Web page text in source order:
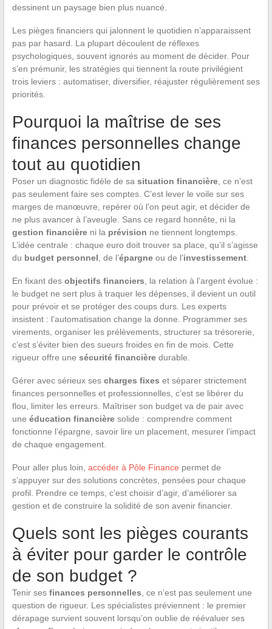
dessinent un paysage bien plus nuancé.
Les pièges financiers qui jalonnent le quotidien n’apparaissent
pas par hasard. La plupart découlent de réflexes
psychologiques, souvent ignorés au moment de décider. Pour
s’en prémunir, les stratégies qui tiennent la route privilégient
trois leviers : automatiser, diversifier, réajuster régulièrement ses
priorités.
Pourquoi la maîtrise de ses
finances personnelles change
tout au quotidien
Poser un diagnostic fidèle de sa situation financière, ce n’est
pas seulement faire ses comptes. C’est lever le voile sur ses
marges de manœuvre, repérer où l’on peut agir, et décider de
ne plus avancer à l’aveugle. Sans ce regard honnête, ni la
gestion financièreni la prévision ne tiennent longtemps.
L’idée centrale : chaque euro doit trouver sa place, qu’il s’agisse
du budget personnel , de l’épargneou de l’investissement.
En fixant des objectifs financiers , la relation à l’argent évolue :
le budget ne sert plus à traquer les dépenses, il devient un outil
pour prévoir et se protéger des coups durs. Les experts
insistent : l’automatisation change la donne. Programmer ses
virements, organiser les prélèvements, structurer sa trésorerie,
c’est s’éviter bien des sueurs froides en fin de mois. Cette
rigueur offre une sécurité financièredurable.
Gérer avec sérieux ses charges fixes et séparer strictement
finances personnelles et professionnelles, c’est se libérer du
flou, limiter les erreurs. Maîtriser son budget va de pair avec
une éducation financièresolide : comprendre comment
fonctionne l’épargne, savoir lire un placement, mesurer l’impact
de chaque engagement.
Pour aller plus loin, accéder à Pôle Finance permet de
s’appuyer sur des solutions concrètes, pensées pour chaque
profil. Prendre ce temps, c’est choisir d’agir, d’améliorer sa
gestion et de construire la solidité de son avenir financier.
Quels sont les pièges courants
à éviter pour garder le contrôle
de son budget ?
Tenir ses finances personnelles , ce n’est pas seulement une
question de rigueur. Les spécialistes préviennent : le premier
dérapage survient souvent lorsqu’on oublie de réévaluer ses